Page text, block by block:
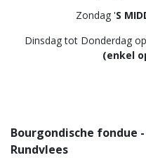
Zondag 'S
Dinsdag tot Donderdag
(enkel
Bourgondische fondue
Rundvlees